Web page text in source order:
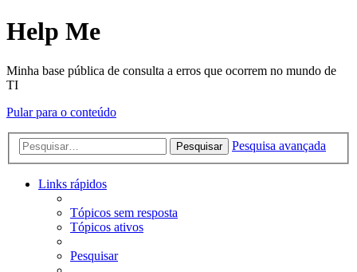
Help Me
Minha base pública de consulta a erros que ocorrem no mundo de
TI
Pular para o conteúdo
Pesquisar Pesquisa avançada
Links rápidos
Tópicos sem resposta
Tópicos ativos
Pesquisar